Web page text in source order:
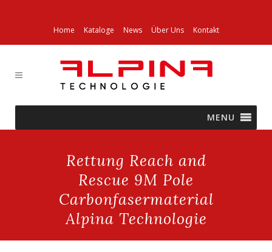
Home Kataloge News Über Uns Kontakt
MENU
Rettung Reach and
Rescue 9M Pole
Carbonfasermaterial
Alpina Technologie